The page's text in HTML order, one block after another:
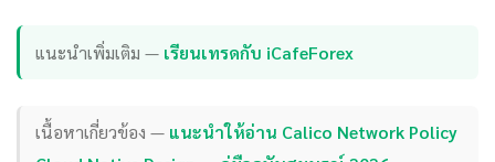
แนะนำเพิ่มเติม — เรียนเทรดกับ iCafeForex
เนื้อหาเกี่ยวข้อง — แนะนำให้อ่าน Calico Network Policy